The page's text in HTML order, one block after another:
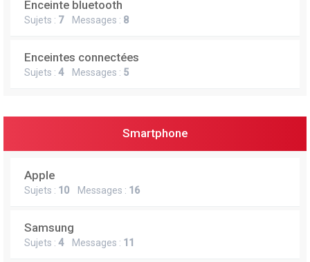
Enceinte bluetooth
Sujets : 7Messages : 8
Enceintes connectées
Sujets : 4Messages : 5
Smartphone
Apple
Sujets : 10 Messages : 16
Samsung
Sujets : 4Messages : 11